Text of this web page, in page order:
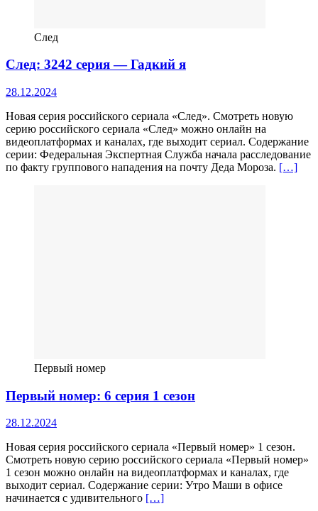
След
След: 3242 серия — Гадкий я
28.12.2024
Новая серия российского сериала «След». Смотреть новую
серию российского сериала «След» можно онлайн на
видеоплатформах и каналах, где выходит сериал. Содержание
серии: Федеральная Экспертная Служба начала расследование
по факту группового нападения на почту Деда Мороза. […]
Первый номер
Первый номер: 6 серия 1 сезон
28.12.2024
Новая серия российского сериала «Первый номер» 1 сезон.
Смотреть новую серию российского сериала «Первый номер»
1 сезон можно онлайн на видеоплатформах и каналах, где
выходит сериал. Содержание серии: Утро Маши в офисе
начинается с удивительного […]